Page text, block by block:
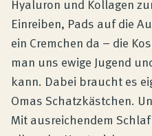
Unternehmen
Kontakt
Hyaluron und Kollagen
Einreiben, Pads auf die
ein Cremchen da – die
man uns ewige Jugend
kann. Dabei braucht es
Omas Schatzkästchen.
Mit ausreichendem